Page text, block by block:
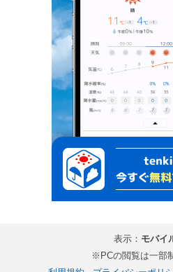
表示： モバイ
※PCの閲覧は一部